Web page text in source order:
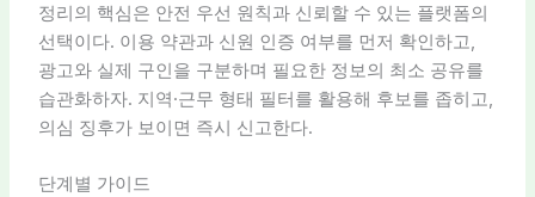
정리의 핵심은 안전 우선 원칙과 신뢰할 수 있는 플랫폼의
선택이다. 이용 약관과 신원 인증 여부를 먼저 확인하고,
광고와 실제 구인을 구분하며 필요한 정보의 최소 공유를
습관화하자. 지역·근무 형태 필터를 활용해 후보를 좁히고,
의심 징후가 보이면 즉시 신고한다.
단계별 가이드